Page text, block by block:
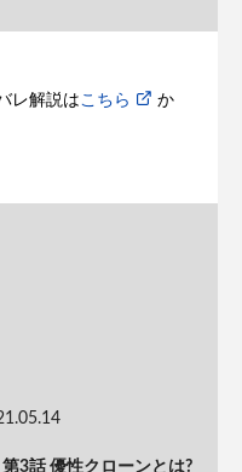
レ解説は こちら か
3話 優性クローンとは?